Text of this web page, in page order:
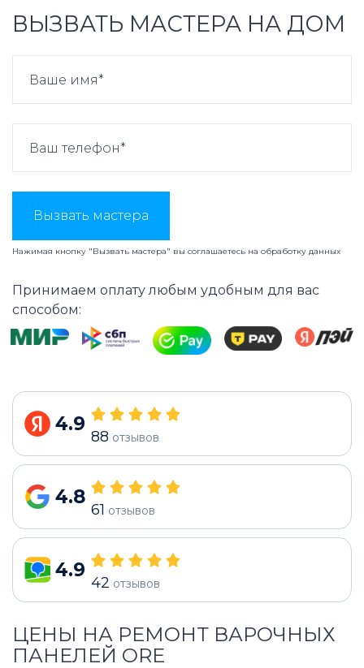
ВЫЗВАТЬ МАСТЕРА НА ДОМ
Вызвать мастера
Нажимая кнопку "Вызвать мастера" вы соглашаетесь на обработку данных
Принимаем оплату любым удобным для вас
способом:
4.9
88 отзывов
4.8
61 отзывов
4.9
42 отзывов
ЦЕНЫ НА РЕМОНТ ВАРОЧНЫХ
ПАНЕЛЕЙ ORE